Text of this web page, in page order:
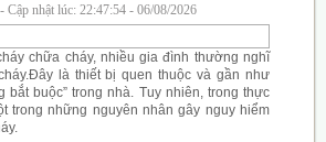
Cập nhật lúc: 22:47:54 - 06/08/2026
chữa cháy, nhiều gia đình thường nghĩ
là thiết bị quen thuộc và gần như
bắt buộc” trong nhà. Tuy nhiên, trong thực
trong những nguyên nhân gây nguy hiểm